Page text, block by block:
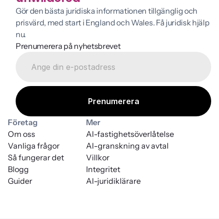
Gör den bästa juridiska informationen tillgänglig och
prisvärd, med start i England och Wales. Få juridisk hjälp
nu.
Prenumerera på nyhetsbrevet
Företag
Om oss
Vanliga frågor
Så fungerar det
Blogg
Guider
Mer
Villkor
AI-granskning av avtal
AI-juridiklärare
Integritet
AI-fastighetsöverlåtelse